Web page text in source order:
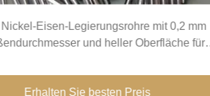
Nickel-Eisen-Legierungsrohre mit 0,2 mm
und heller Oberfläche für
Erhalten Sie besten Preis